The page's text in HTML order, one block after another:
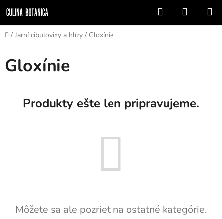
na
obsah
Hľadať
KOŠÍK
Domov
/ Jarní cibuloviny a hlízy / Gloxínie
Gloxínie
Produkty ešte len pripravujeme.
Môžete sa ale pozrieť na ostatné kategórie.